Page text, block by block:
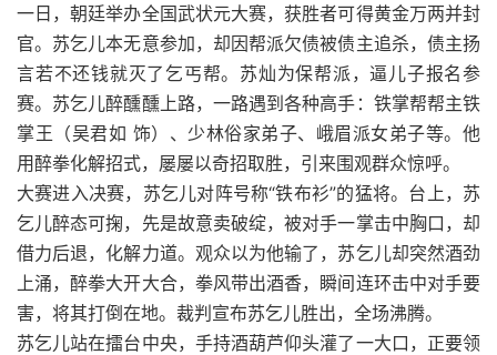
一日，朝廷举办全国武状元大赛，获胜者可得黄金万两并封
官。苏乞儿本无意参加，却因帮派欠债被债主追杀，债主扬
言若不还钱就灭了乞丐帮。苏灿为保帮派，逼儿子报名参
赛。苏乞儿醉醺醺上路，一路遇到各种高手：铁掌帮帮主铁
掌王（吴君如 饰）、少林俗家弟子、峨眉派女弟子等。他
用醉拳化解招式，屡屡以奇招取胜，引来围观群众惊呼。
大赛进入决赛，苏乞儿对阵号称“铁布衫”的猛将。台上，苏
乞儿醉态可掬，先是故意卖破绽，被对手一掌击中胸口，却
借力后退，化解力道。观众以为他输了，苏乞儿却突然酒劲
上涌，醉拳大开大合，拳风带出酒香，瞬间连环击中对手要
害，将其打倒在地。裁判宣布苏乞儿胜出，全场沸腾。
苏乞儿站在擂台中央，手持酒葫芦仰头灌了一大口，正要领